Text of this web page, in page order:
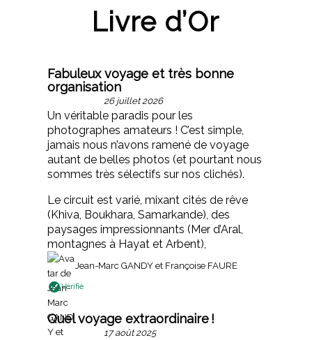
Livre d’Or
Fabuleux voyage et très bonne
organisation
26 juillet 2026
Un véritable paradis pour les
photographes amateurs ! C’est simple,
jamais nous n’avons ramené de voyage
autant de belles photos (et pourtant nous
sommes très sélectifs sur nos clichés).
Le circuit est varié, mixant cités de rêve
(Khiva, Boukhara, Samarkande), des
paysages impressionnants (Mer d’Aral,
montagnes à Hayat et Arbent),
Jean-Marc GANDY et Françoise FAURE
Vérifié
Quel voyage extraordinaire !
17 août 2025